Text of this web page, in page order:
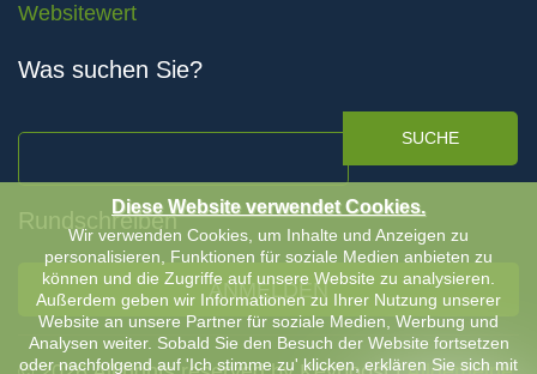
Websitewert
Was suchen Sie?
SUCHE
Rundschreiben
ANMELDEN
Diese Website verwendet Cookies.
Wir verwenden Cookies, um Inhalte und Anzeigen zu
personalisieren, Funktionen für soziale Medien anbieten zu
können und die Zugriffe auf unsere Website zu analysieren.
Außerdem geben wir Informationen zu Ihrer Nutzung unserer
Website an unsere Partner für soziale Medien, Werbung und
Analysen weiter. Sobald Sie den Besuch der Website fortsetzen
oder nachfolgend auf 'Ich stimme zu' klicken, erklären Sie sich mit